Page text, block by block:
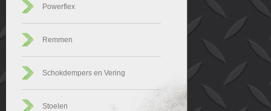
Powerflex
Remmen
Schokdempers en Vering
Stoelen